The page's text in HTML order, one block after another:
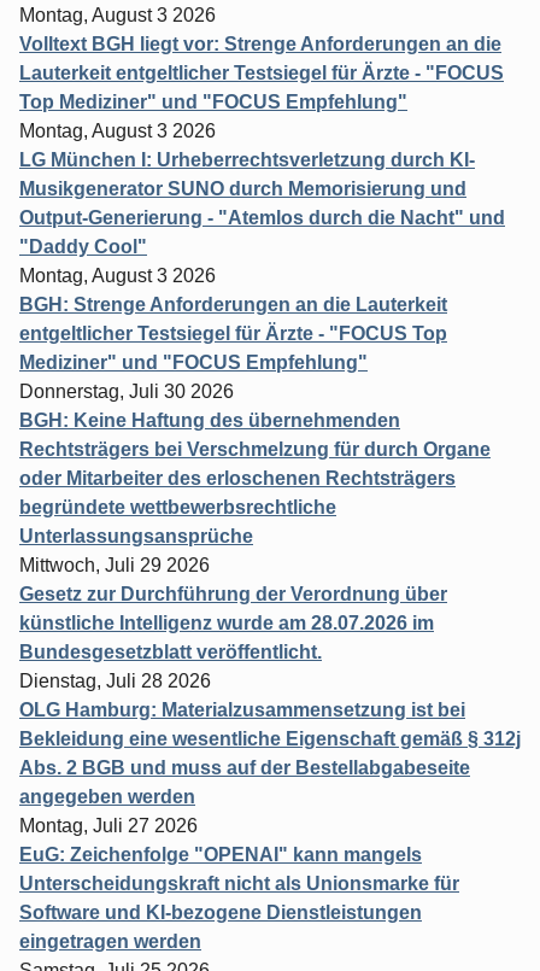
Montag, August 3 2026
Volltext BGH liegt vor: Strenge Anforderungen an die
Lauterkeit entgeltlicher Testsiegel für Ärzte - "FOCUS
Top Mediziner" und "FOCUS Empfehlung"
Montag, August 3 2026
LG München I: Urheberrechtsverletzung durch KI-
Musikgenerator SUNO durch Memorisierung und
Output-Generierung - "Atemlos durch die Nacht" und
"Daddy Cool"
Montag, August 3 2026
BGH: Strenge Anforderungen an die Lauterkeit
entgeltlicher Testsiegel für Ärzte - "FOCUS Top
Mediziner" und "FOCUS Empfehlung"
Donnerstag, Juli 30 2026
BGH: Keine Haftung des übernehmenden
Rechtsträgers bei Verschmelzung für durch Organe
oder Mitarbeiter des erloschenen Rechtsträgers
begründete wettbewerbsrechtliche
Unterlassungsansprüche
Mittwoch, Juli 29 2026
Gesetz zur Durchführung der Verordnung über
künstliche Intelligenz wurde am 28.07.2026 im
Bundesgesetzblatt veröffentlicht.
Dienstag, Juli 28 2026
OLG Hamburg: Materialzusammensetzung ist bei
Bekleidung eine wesentliche Eigenschaft gemäß § 312j
Abs. 2 BGB und muss auf der Bestellabgabeseite
angegeben werden
Montag, Juli 27 2026
EuG: Zeichenfolge "OPENAI" kann mangels
Unterscheidungskraft nicht als Unionsmarke für
Software und KI-bezogene Dienstleistungen
eingetragen werden